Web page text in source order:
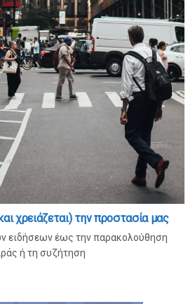
χρειάζεται) την προστασία μας
ειδήσεων έως την παρακολούθηση
ή τη συζήτηση